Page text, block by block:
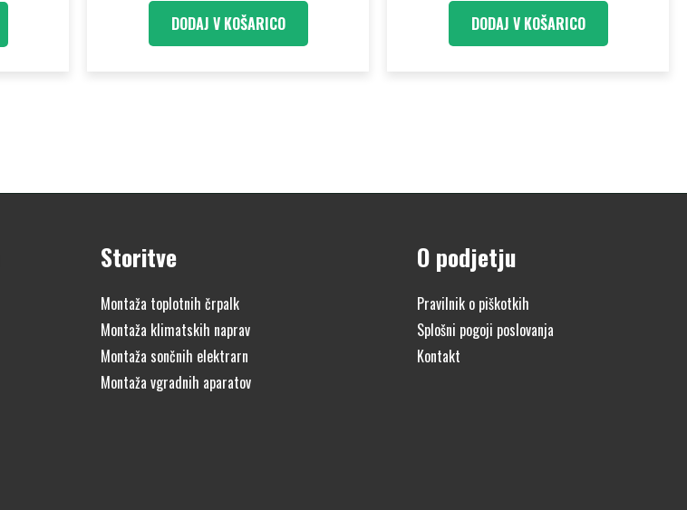
DODAJ V KOŠARICO DODAJ V KOŠARICO
Storitve
Montaža toplotnih črpalk
Montaža klimatskih naprav
Montaža sončnih elektrarn
Montaža vgradnih aparatov
O podjetju
Pravilnik o piškotkih
Splošni pogoji poslovanja
Kontakt